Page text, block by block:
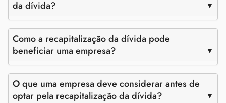
da dívida?
Como a recapitalização da dívida pode
beneficiar uma empresa?
O que uma empresa deve considerar antes de
optar pela recapitalização da dívida?